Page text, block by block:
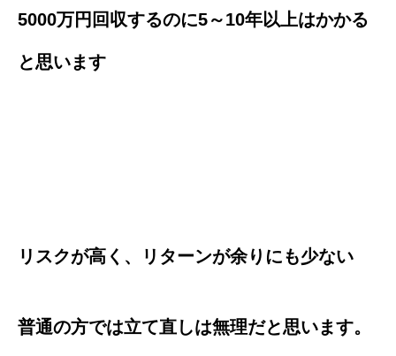
5000万円回収するのに5～10年以上はかかる
と思います
リスクが高く、リターンが余りにも少ない
普通の方では立て直しは無理だと思います。